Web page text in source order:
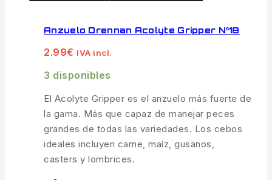
Anzuelo Drennan Acolyte Gripper Nº18
2.99€ IVA incl.
3 disponibles
El Acolyte Gripper es el anzuelo más fuerte de
la gama. Más que capaz de manejar peces
grandes de todas las variedades. Los cebos
ideales incluyen carne, maíz, gusanos,
casters y lombrices.